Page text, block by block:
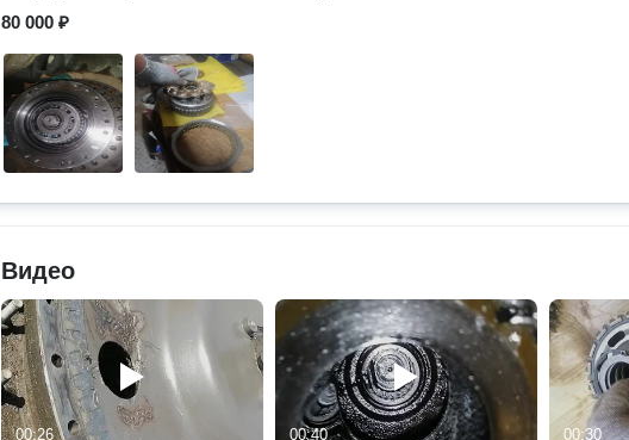
80 000 ₽
Видео
00:26 00:40 00:30